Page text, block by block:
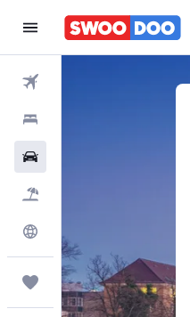
Trips